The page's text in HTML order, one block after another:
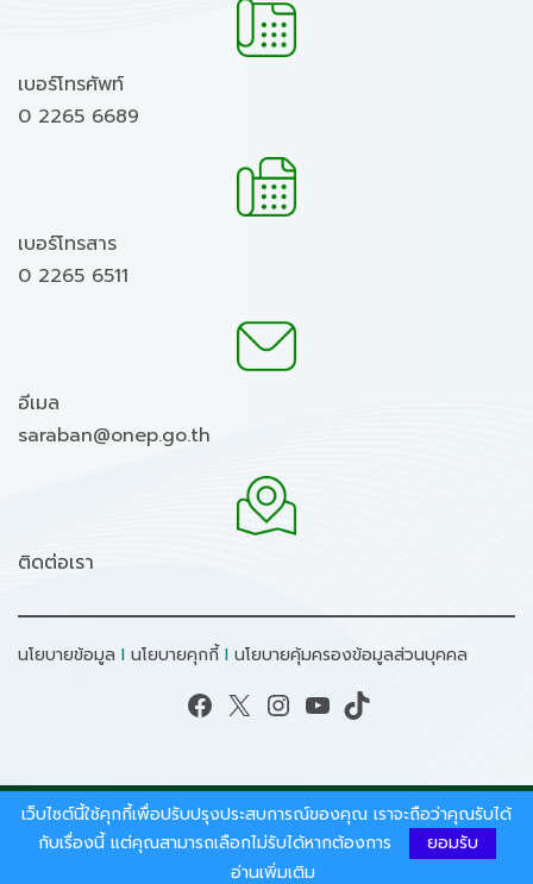
เบอร์โทรศัพท์
0 2265 6689
เบอร์โทรสาร
0 2265 6511
อีเมล
saraban@onep.go.th
ติดต่อเรา
นโยบายข้อมูล I นโยบายคุกกี้ I นโยบายคุ้มครองข้อมูลส่วนบุคคล
Facebook X Instagram YouTube TikTok
สงวนลิขสิทธิ์ © 2026 - สำนักงานนโยบายและแผน
ทรัพยากรธรรมชาติและสิ่งแวดล้อม.
เว็บไซต์นี้ใช้คุกกี้เพื่อปรับปรุงประสบการณ์ของคุณ เราจะถือว่าคุณรับได้
กับเรื่องนี้ แต่คุณสามารถเลือกไม่รับได้หากต้องการ
ยอมรับ
อ่านเพิ่มเติม